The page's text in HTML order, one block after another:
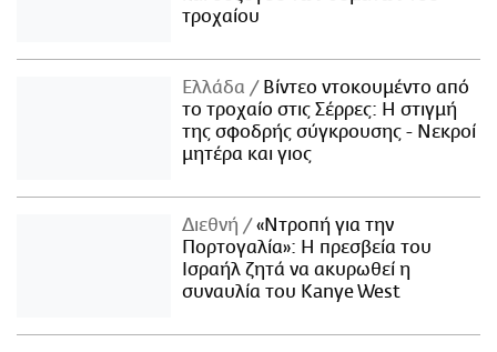
τροχαίου
Ελλάδα
Βίντεο ντοκουμέντο από
το τροχαίο στις Σέρρες: Η στιγμή
της σφοδρής σύγκρουσης - Νεκροί
μητέρα και γιος
Διεθνή
«Ντροπή για την
Πορτογαλία»: Η πρεσβεία του
Ισραήλ ζητά να ακυρωθεί η
συναυλία του Kanye West